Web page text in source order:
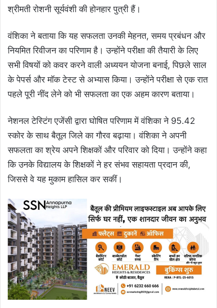
श्रीमती रोशनी सूर्यवंशी की होनहार पुत्री हैं।
वंशिका ने बताया कि यह सफलता उनकी मेहनत, समय प्रबंधन और
नियमित रिवीजन का परिणाम है। उन्होंने परीक्षा की तैयारी के लिए
सभी विषयों को कवर करने वाली अध्ययन योजना बनाई, पिछले साल
के पेपर्स और मॉक टेस्ट से अभ्यास किया। उन्होंने परीक्षा से एक रात
पहले पूरी नींद लेने को भी सफलता का एक अहम कारण बताया।
नेशनल टेस्टिंग एजेंसी द्वारा घोषित परिणाम में वंशिका ने 95.42
स्कोर के साथ बैतूल जिले का गौरव बढ़ाया। वंशिका ने अपनी
सफलता का श्रेय अपने शिक्षकों और परिवार को दिया। उन्होंने कहा
कि उनके विद्यालय के शिक्षकों ने हर संभव सहायता प्रदान की,
जिससे वे यह मुकाम हासिल कर सकीं।